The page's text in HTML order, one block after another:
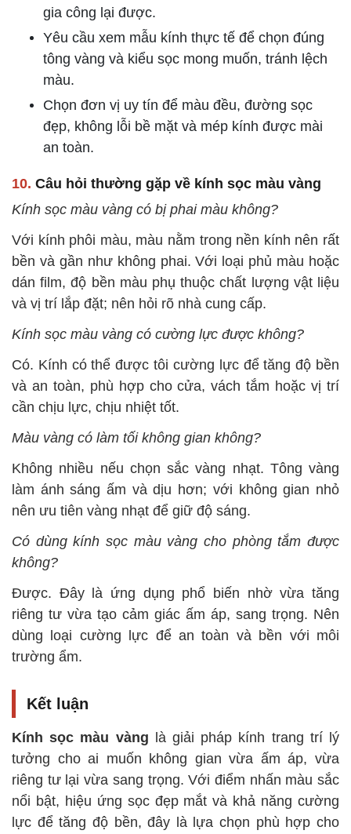
gia công lại được.
Yêu cầu xem mẫu kính thực tế để chọn đúng
tông vàng và kiểu sọc mong muốn, tránh lệch
màu.
Chọn đơn vị uy tín để màu đều, đường sọc
đẹp, không lỗi bề mặt và mép kính được mài
an toàn.
10. Câu hỏi thường gặp về kính sọc màu vàng
Kính sọc màu vàng có bị phai màu không?
Với kính phôi màu, màu nằm trong nền kính nên rất
bền và gần như không phai. Với loại phủ màu hoặc
dán film, độ bền màu phụ thuộc chất lượng vật liệu
và vị trí lắp đặt; nên hỏi rõ nhà cung cấp.
Kính sọc màu vàng có cường lực được không?
Có. Kính có thể được tôi cường lực để tăng độ bền
và an toàn, phù hợp cho cửa, vách tắm hoặc vị trí
cần chịu lực, chịu nhiệt tốt.
Màu vàng có làm tối không gian không?
Không nhiều nếu chọn sắc vàng nhạt. Tông vàng
làm ánh sáng ấm và dịu hơn; với không gian nhỏ
nên ưu tiên vàng nhạt để giữ độ sáng.
Có dùng kính sọc màu vàng cho phòng tắm được
không?
Được. Đây là ứng dụng phổ biến nhờ vừa tăng
riêng tư vừa tạo cảm giác ấm áp, sang trọng. Nên
dùng loại cường lực để an toàn và bền với môi
trường ẩm.
Kết luận
Kính sọc màu vàng là giải pháp kính trang trí lý
tưởng cho ai muốn không gian vừa ấm áp, vừa
riêng tư lại vừa sang trọng. Với điểm nhấn màu sắc
nổi bật, hiệu ứng sọc đẹp mắt và khả năng cường
lực để tăng độ bền, đây là lựa chọn phù hợp cho